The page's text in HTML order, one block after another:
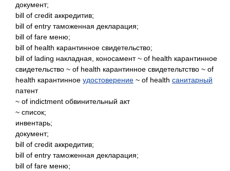
документ;
bill of credit аккредитив;
bill of entry таможенная декларация;
bill of fare меню;
bill of health карантинное свидетельство;
bill of lading накладная, коносамент ~ of health карантинное
свидетельство ~ of health карантинное свидетельтство ~ of
health карантинное удостоверение ~ of health санитарный
патент
~ of indictment обвинительный акт
~ список;
инвентарь;
документ;
bill of credit аккредитив;
bill of entry таможенная декларация;
bill of fare меню;